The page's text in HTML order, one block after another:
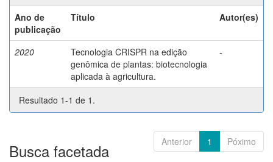
Ano de
publicação
Título Autor(es)
2020
Tecnologia CRISPR na edição
genômica de plantas: biotecnologia
aplicada à agricultura.
-
Resultado 1-1 de 1.
Anterior 1 Póximo
Busca facetada